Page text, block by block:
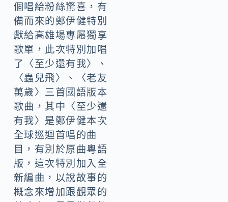
個唱給粉絲驚喜，有
備而來的鄭伊健特別
獻給高雄場專屬獨享
歌單，此次特別加唱
了〈至少還有我〉、
〈蟲兒飛〉、〈老友
萬歲〉三首國語版本
歌曲，其中〈至少還
有我〉是鄭伊健本次
全球巡迴首唱的曲
目，有別於原曲粵語
版，這次特別加入全
新編曲，以說故事的
概念來增加跟觀眾的